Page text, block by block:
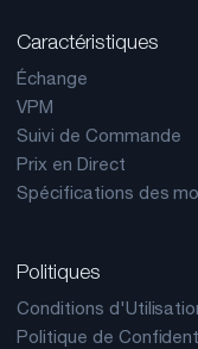
Caractéristiques
Échange
VPM
Suivi de Commande
Prix en Direct
Spécifications des
Politiques
Conditions
Politique de